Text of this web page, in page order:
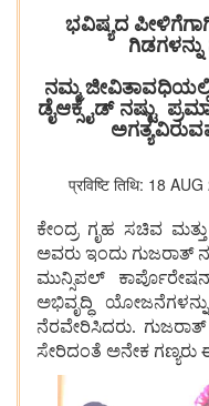
ಭವಿಷ್ಯದ
ನಮ್ಮ
ಡೈಆಕ್ಸೈಡ್ ನಷ್ಟು
प्रविष्टि तिथि: 18
ಕೇಂದ್ರ ಗೃಹ ಸಚಿವ ಮತ್ತು
ಅವರು ಇಂದು ಗುಜರಾತ್ ನ
ಮುನ್ಸಿಪಲ್
ಅಭಿವೃದ್ಧಿ
ಯೋಜನೆಗಳನ್ನು
ನೆರವೇರಿಸಿದರು. ಗುಜರಾತ್
ಸೇರಿದಂತೆ ಅನೇಕ ಗಣ್ಯರು